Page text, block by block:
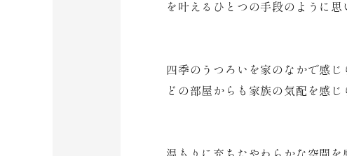
を叶えるひとつの手段のように思
四季のうつろいを家のなかで感じ
どの部屋からも家族の気配を感じ
温もりに充ちたやわらかな空間を